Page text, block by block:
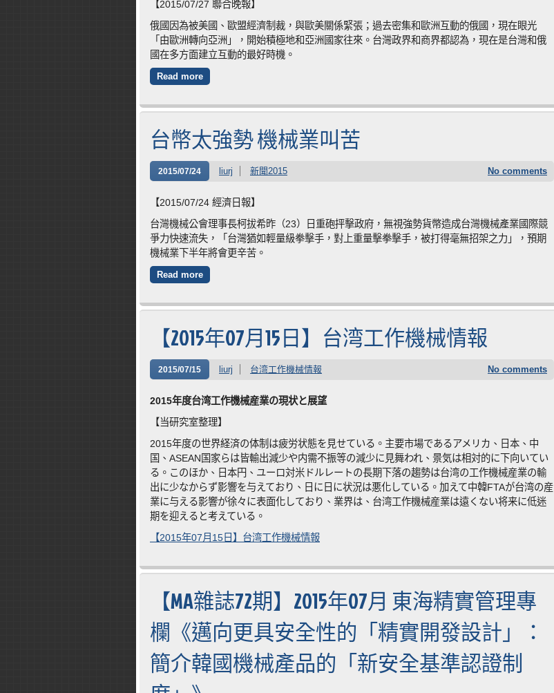
【2015/07/27 聯合晚報】
俄國因為被美國、歐盟經濟制裁，與歐美關係緊張；過去密集和歐洲互動的俄國，現在眼光
「由歐洲轉向亞洲」，開始積極地和亞洲國家往來。台灣政界和商界都認為，現在是台灣和俄
國在多方面建立互動的最好時機。
Read more
台幣太強勢 機械業叫苦
2015/07/24 liurj 新聞2015 No comments
【2015/07/24 經濟日報】
台灣機械公會理事長柯拔希昨（23）日重砲抨擊政府，無視強勢貨幣造成台灣機械產業國際競
爭力快速流失，「台灣猶如輕量級拳擊手，對上重量擊拳擊手，被打得毫無招架之力」，預期
機械業下半年將會更辛苦。
Read more
【2015年07月15日】台湾工作機械情報
2015/07/15 liurj 台湾工作機械情報 No comments
2015年度台湾工作機械産業の現状と展望
【当研究室整理】
2015年度の世界経済の体制は疲労状態を見せている。主要市場であるアメリカ、日本、中
国、ASEAN国家らは皆輸出減少や内需不振等の減少に見舞われ、景気は相対的に下向いてい
る。このほか、日本円、ユーロ対米ドルレートの長期下落の趨勢は台湾の工作機械産業の輸
出に少なからず影響を与えており、日に日に状況は悪化している。加えて中韓FTAが台湾の産
業に与える影響が徐々に表面化しており、業界は、台湾工作機械産業は遠くない将来に低迷
期を迎えると考えている。
【2015年07月15日】台湾工作機械情報
【MA雜誌72期】2015年07月 東海精實管理專
欄《邁向更具安全性的「精實開發設計」：
簡介韓國機械產品的「新安全基準認證制